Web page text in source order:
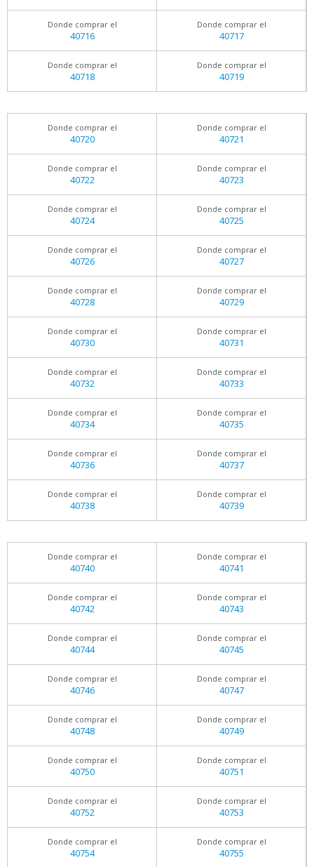
Donde comprar el
40716
Donde comprar el
40717
Donde comprar el
40718
Donde comprar el
40719
Donde comprar el
40720
Donde comprar el
40721
Donde comprar el
40722
Donde comprar el
40723
Donde comprar el
40724
Donde comprar el
40725
Donde comprar el
40726
Donde comprar el
40727
Donde comprar el
40728
Donde comprar el
40729
Donde comprar el
40730
Donde comprar el
40731
Donde comprar el
40732
Donde comprar el
40733
Donde comprar el
40734
Donde comprar el
40735
Donde comprar el
40736
Donde comprar el
40737
Donde comprar el
40738
Donde comprar el
40739
Donde comprar el
40740
Donde comprar el
40741
Donde comprar el
40742
Donde comprar el
40743
Donde comprar el
40744
Donde comprar el
40745
Donde comprar el
40746
Donde comprar el
40747
Donde comprar el
40748
Donde comprar el
40749
Donde comprar el
40750
Donde comprar el
40751
Donde comprar el
40752
Donde comprar el
40753
Donde comprar el
40754
Donde comprar el
40755